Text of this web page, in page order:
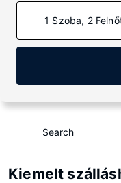
1 Szoba, 2
Search
Kiemelt